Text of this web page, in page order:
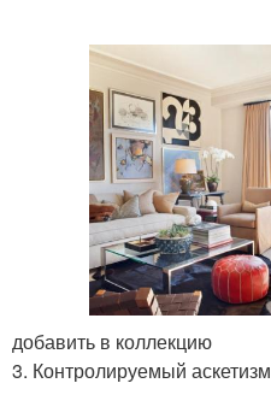
добавить в коллекцию
3. Контролируемый аскетизм